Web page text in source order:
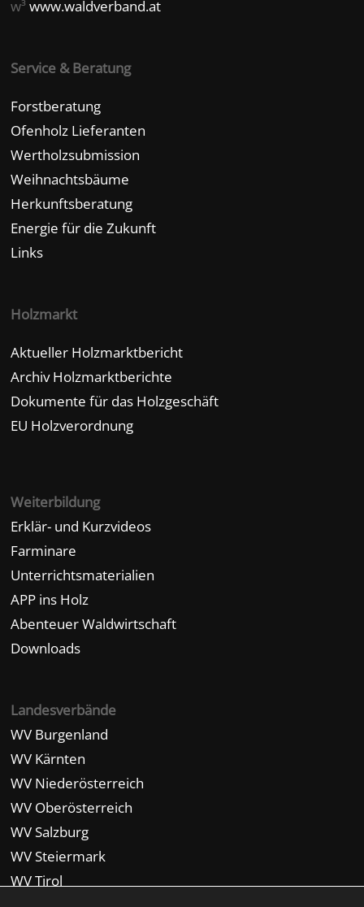
w³www.waldverband.at
Service & Beratung
Forstberatung
Ofenholz Lieferanten
Wertholzsubmission
Weihnachtsbäume
Herkunftsberatung
Energie für die Zukunft
Links
Holzmarkt
Aktueller Holzmarktbericht
Archiv Holzmarktberichte
Dokumente für das Holzgeschäft
EU Holzverordnung
Weiterbildung
Erklär- und Kurzvideos
Farminare
Unterrichtsmaterialien
APP ins Holz
Abenteuer Waldwirtschaft
Downloads
Landesverbände
WV Burgenland
WV Kärnten
WV Niederösterreich
WV Oberösterreich
WV Salzburg
WV Steiermark
WV Tirol